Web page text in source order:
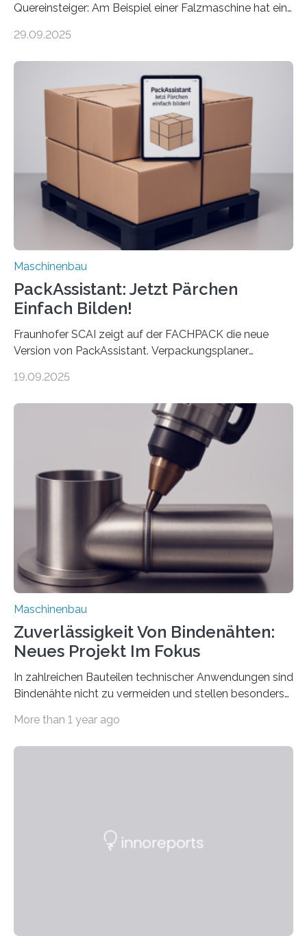
Quereinsteiger: Am Beispiel einer Falzmaschine hat ein
Mensch-Maschine-Schnittstelle so sehr vereinfacht,
Die zugrunde liegende Methodik lässt sich auf alle
anderen Maschinen übertragen. Eine Falzmaschine
umzurüsten ist ein Job für echte Profis. Eine solche
Maschine faltet in Druckereien Broschüren, Prospekte,
Landkarten und vieles mehr – mehrere Zehntausend
Exemplare pro Stunde. Je nach Maschinentyp und
Auftrag kann das Umrüsten…
29.09.2025
Maschinenbau
PackAssistant: Jetzt Pärchen
Einfach Bilden!
Fraunhofer SCAI zeigt auf der FACHPACK die neue
Version von PackAssistant. Verpackungsplaner
Automobil, Maschinenbau und in der Zulieferindustrie.
Teile als eine Einheit verpacken. Die Anordnung kann
der Benutzer vorgeben und erhält so mehr Kontrolle
über die Positionierung der Bauteile. Die ebenfalls neue
Automatisierungsschnittstelle dient dazu, die Software
besser in spezifische Unternehmensprozesse
einzubinden. Sankt Augustin – Zur Messe FACHPACK
vom 23. bis 25. September in Nürnberg…
19.09.2025
Maschinenbau
Zuverlässigkeit Von Bindenähten:
Neues Projekt Im Fokus
In zahlreichen Bauteilen technischer Anwendungen sind
Bindenähte nicht zu vermeiden und stellen besonders
Matrixmaterials eine große Herausforderung dar.
Durch den verstärkten Einsatz von Rezyklaten
More than 1 year ago